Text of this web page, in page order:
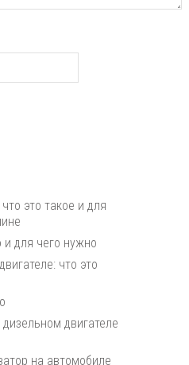
это такое и для
и для чего нужно
что это
двигателе
на автомобиле